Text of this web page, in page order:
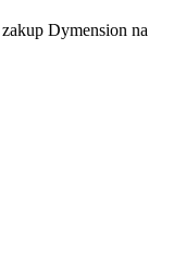
Dymension na